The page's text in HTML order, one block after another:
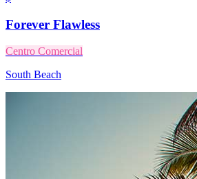
Forever Flawless
Centro Comercial
South Beach